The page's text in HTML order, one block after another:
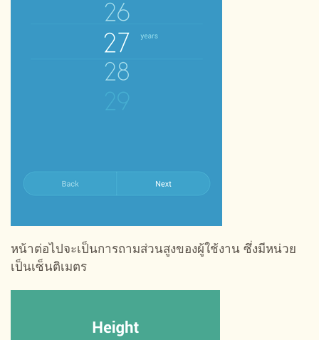
หน้าต่อไปจะเป็นการถามส่วนสูงของผู้ใช้งาน ซึ่งมีหน่วย
เป็นเซ็นติเมตร